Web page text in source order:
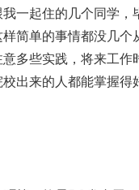
一起住的几个同学，
简单的事情都没几
多些实践，将来工作
出来的人都能掌握